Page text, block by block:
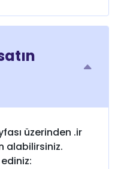
üzerinden .ir
alabilirsiniz.